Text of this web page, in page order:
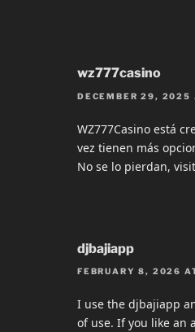
wz777casino
DECEMBER 29, 2025
WZ777Casino está
vez tienen más
No se lo pierdan,
djbajiapp
FEBRUARY 8, 2026
I use the djbajiapp
of use. If you like an